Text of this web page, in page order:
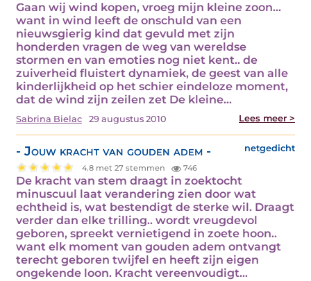
Gaan wij wind kopen, vroeg mijn kleine zoon...
want in wind leeft de onschuld van een
nieuwsgierig kind dat gevuld met zijn
honderden vragen de weg van wereldse
stormen en van emoties nog niet kent.. de
zuiverheid fluistert dynamiek, de geest van alle
kinderlijkheid op het schier eindeloze moment,
dat de wind zijn zeilen zet De kleine…
Sabrina Bielac 29 augustus 2010 Lees meer >
- Jouw kracht van gouden adem - netgedicht
4.8 met 27 stemmen 746
De kracht van stem draagt in zoektocht
minuscuul laat verandering zien door wat
echtheid is, wat bestendigt de sterke wil. Draagt
verder dan elke trilling.. wordt vreugdevol
geboren, spreekt vernietigend in zoete hoon..
want elk moment van gouden adem ontvangt
terecht geboren twijfel en heeft zijn eigen
ongekende loon. Kracht vereenvoudigt…